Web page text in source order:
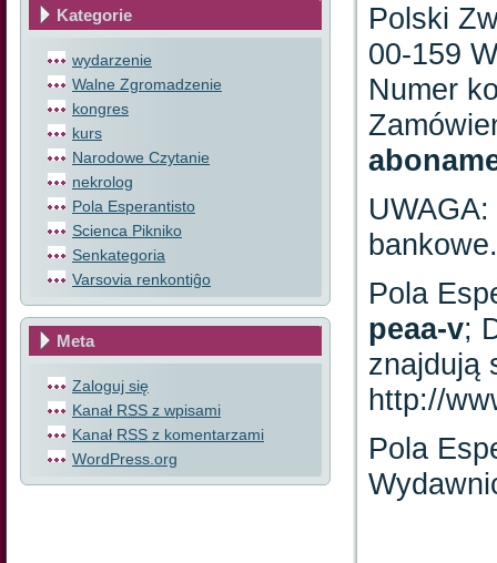
Kategorie
wydarzenie
Walne Zgromadzenie
kongres
kurs
Narodowe Czytanie
nekrolog
Pola Esperantisto
Scienca Pikniko
Senkategoria
Varsovia renkontiĝo
Meta
Zaloguj się
Kanał RSS z wpisami
Kanał RSS z komentarzami
WordPress.org
Polski
00-159
Numer
bankowe.
Pola
peaa-v;
znajdują
http://
Pola